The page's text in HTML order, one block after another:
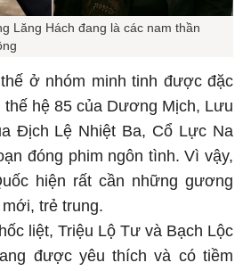
Lăng Hách đang là các nam thần
ở nhóm minh tinh được đặc
thế hệ 85 của Dương Mịch, Lưu
Địch Lệ Nhiệt Ba, Cổ Lực Na
đóng phim ngôn tình. Vì vậy,
hiện rất cần những gương
trẻ trung.
liệt, Triệu Lộ Tư và Bạch Lộc
được yêu thích và có tiềm